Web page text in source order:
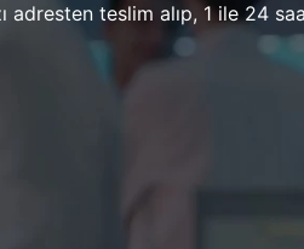
adresten teslim alıp, 1 ile